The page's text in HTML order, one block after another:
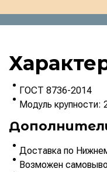
ГОСТ 8736-2014
Модуль крупности:
Доставка по
Возможен